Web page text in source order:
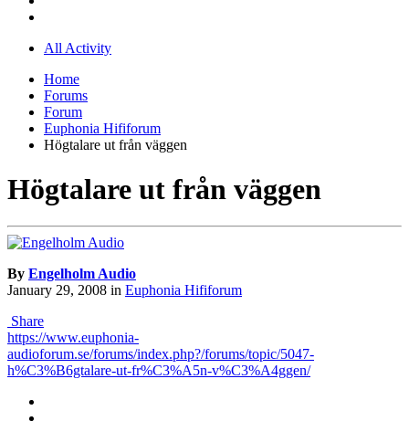
All Activity
Home
Forums
Forum
Euphonia Hififorum
Högtalare ut från väggen
Högtalare ut från väggen
By Engelholm Audio
January 29, 2008 in Euphonia Hififorum
Share
https://www.euphonia-
audioforum.se/forums/index.php?/forums/topic/5047-
h%C3%B6gtalare-ut-fr%C3%A5n-v%C3%A4ggen/